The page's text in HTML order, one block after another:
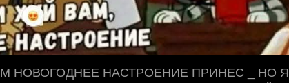
НОВОГОДНЕЕ НАСТРОЕНИЕ ПРИНЕС _ НО Я